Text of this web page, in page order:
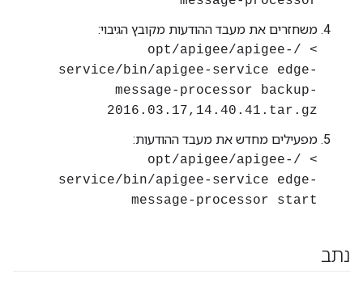
משחזרים את מעבד ההודעות מקובץ הגיבוי:
> /opt/apigee/apigee-
service/bin/apigee-service edge-
message-processor backup-
2016.03.17,14.40.41.tar.gz
מפעילים מחדש את מעבד ההודעות:
> /opt/apigee/apigee-
service/bin/apigee-service edge-
message-processor start
נתב